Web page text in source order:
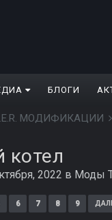
БЛОГИ
МОДИФИКАЦИИ
котел
2022 в Моды
6 7 8 9